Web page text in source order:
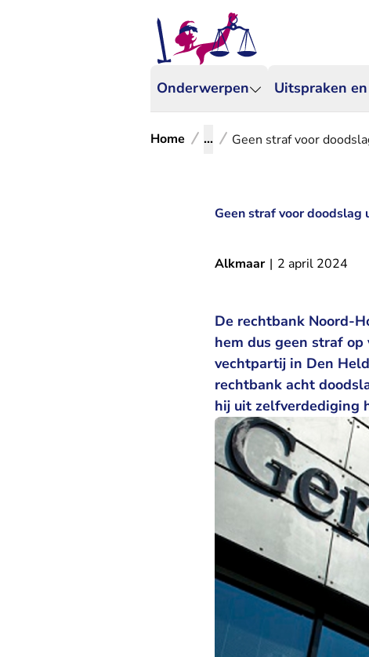
Onderwerpen Uitspraken
Home ... Geen straf voor
Geen straf voor doodslag
Alkmaar | 2 april 2024
De rechtbank Noord-
hem dus geen straf
vechtpartij in Den
rechtbank acht
hij uit zelfverdediging